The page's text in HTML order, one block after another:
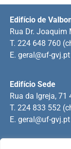
Edifício Sede
Rua da Igreja, 71
T. 224 833 552
E. geral@uf-gvj.pt
Edifício de
Rua Dr. Joaquim
T. 224 648 760
E. geral@uf-gvj.pt